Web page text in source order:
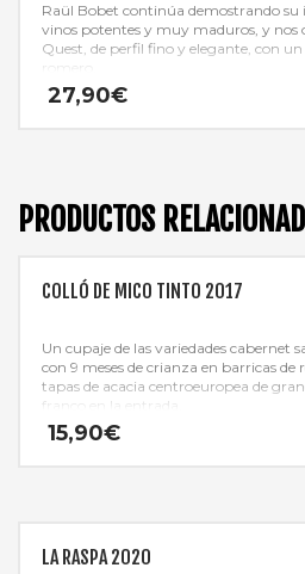
Raül Bobet continúa demostrando su
vinos potentes y muy maduros, y nos
Quest, de perfil fino y elegante, con
27,90€
PRODUCTOS
COLLÓ DE MICO TINTO 2017
Un cupaje de las variedades cabernet
con 9 meses de crianza en barricas
tapas de acacia centroeuropea de
franco en la entrada.
15,90€
LA RASPA 2020